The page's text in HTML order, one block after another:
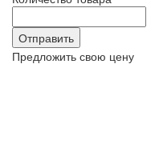
Предложить свою цену